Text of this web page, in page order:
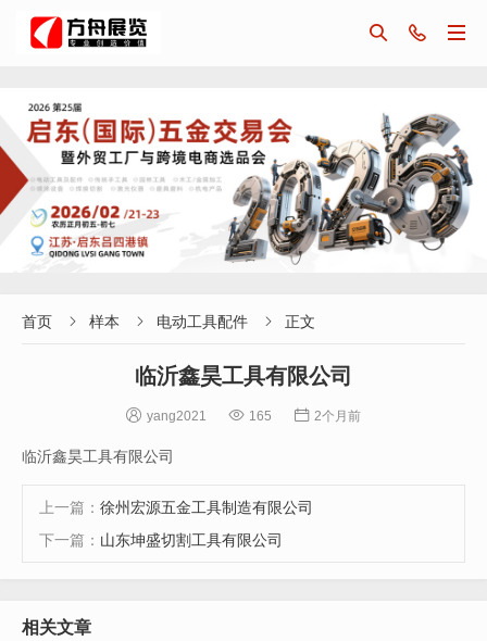



首页  样本  电动工具配件  正文
临沂鑫昊工具有限公司
 yang2021  165  2个月前
临沂鑫昊工具有限公司
上一篇： 徐州宏源五金工具制造有限公司
下一篇： 山东坤盛切割工具有限公司
相关文章